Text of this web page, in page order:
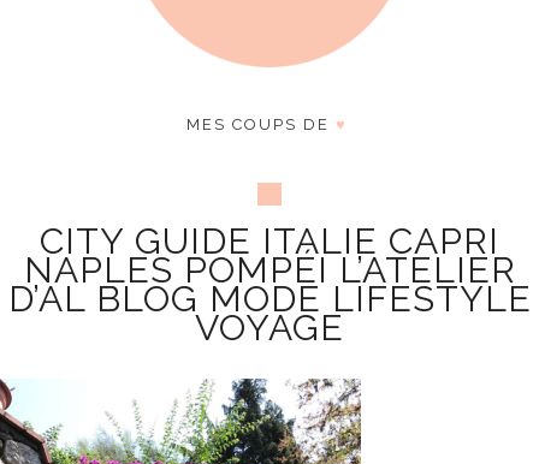
MES COUPS DE ♥
CITY GUIDE ITALIE CAPRI
NAPLES POMPÉI L’ATELIER
D’AL BLOG MODE LIFESTYLE
VOYAGE